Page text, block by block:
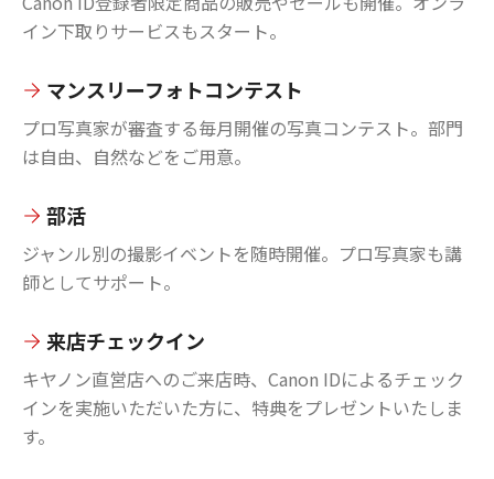
イン下取りサービスもスタート。
マンスリーフォトコンテスト
プロ写真家が審査する毎月開催の写真コンテスト。部門
は自由、自然などをご用意。
部活
ジャンル別の撮影イベントを随時開催。プロ写真家も講
師としてサポート。
来店チェックイン
キヤノン直営店へのご来店時、Canon IDによるチェック
インを実施いただいた方に、特典をプレゼントいたしま
す。